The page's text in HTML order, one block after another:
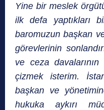
Yine bir meslek
ilk defa yaptıkları
baromuzun başkan
görevlerinin
ve ceza
çizmek isterim.
başkan ve
hukuka aykırı